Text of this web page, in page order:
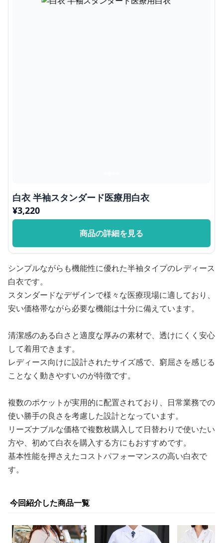
白衣 半袖スタンダード医療用白衣
¥3,220
商品の詳細を見る
シンプルながらも機能性に優れた半袖タイプのレディース
白衣です。
スタンダードなデザインで様々な医療現場に適しており、
安い価格帯ながら必要な機能は十分に備えています。
清潔感のある白さと適度な厚みの素材で、透けにくく安心
して着用できます。
レディース向けに設計されたサイズ感で、窮屈さを感じる
ことなく動きやすいのが特徴です。
複数のポケットが実用的に配置されており、日常業務での
使い勝手の良さを考慮した設計となっています。
リーズナブルな価格で複数枚購入して日替わりで使いたい
方や、初めて白衣を購入する方にもおすすめです。
基本性能を押さえたコストパフォーマンスの高い白衣で
す。
今回紹介した商品一覧